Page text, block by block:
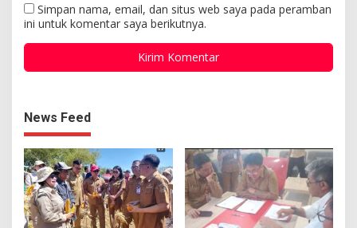
Simpan nama, email, dan situs web saya pada peramban
ini untuk komentar saya berikutnya.
News Feed